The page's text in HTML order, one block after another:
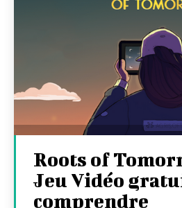
Roots of
Jeu Vidéo
comprendre